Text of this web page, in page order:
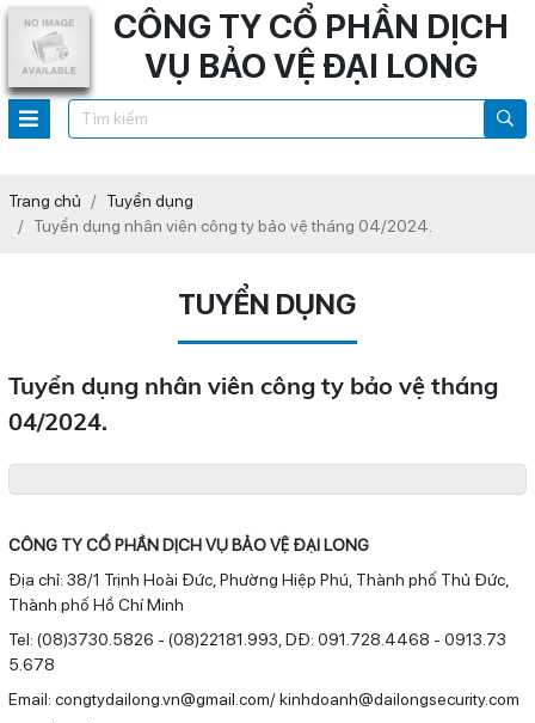
CÔNG TY CỔ PHẦN DỊCH
VỤ BẢO VỆ ĐẠI LONG
Trang chủ
Tuyển dụng
Tuyển dụng nhân viên công ty bảo vệ tháng 04/2024.
TUYỂN DỤNG
Tuyển dụng nhân viên công ty bảo vệ tháng
04/2024.
CÔNG TY CỔ PHẦN DỊCH VỤ BẢO VỆ ĐẠI LONG
Địa chỉ: 38/1 Trịnh Hoài Đức, Phường Hiệp Phú, Thành phố Thủ Đức,
Thành phố Hồ Chí Minh
Tel: (08)3730.5826 - (08)22181.993, DĐ: 091.728.4468 - 0913.73
5.678
Email: congtydailong.vn@gmail.com/ kinhdoanh@dailongsecurity.com